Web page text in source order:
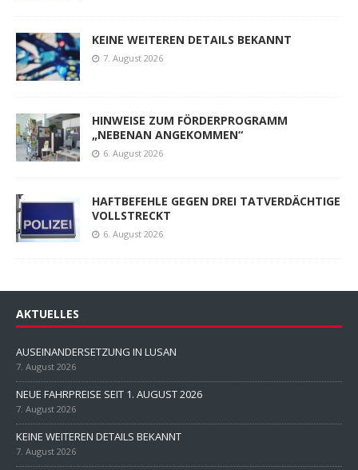
KEINE WEITEREN DETAILS BEKANNT
7. August 2026
HINWEISE ZUM FÖRDERPROGRAMM
„NEBENAN ANGEKOMMEN“
6. August 2026
HAFTBEFEHLE GEGEN DREI TATVERDÄCHTIGE
VOLLSTRECKT
6. August 2026
AKTUELLES
AUSEINANDERSETZUNG IN LUSAN
7. August 2026
NEUE FAHRPREISE SEIT 1. AUGUST 2026
7. August 2026
KEINE WEITEREN DETAILS BEKANNT
7. August 2026